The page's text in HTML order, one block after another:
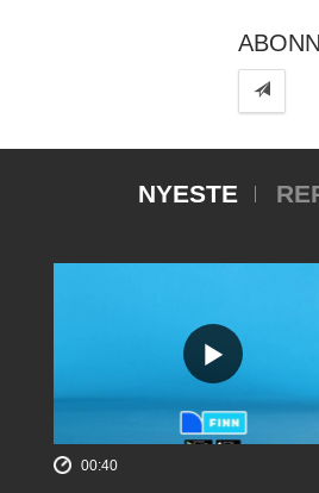
NYESTE
00:40